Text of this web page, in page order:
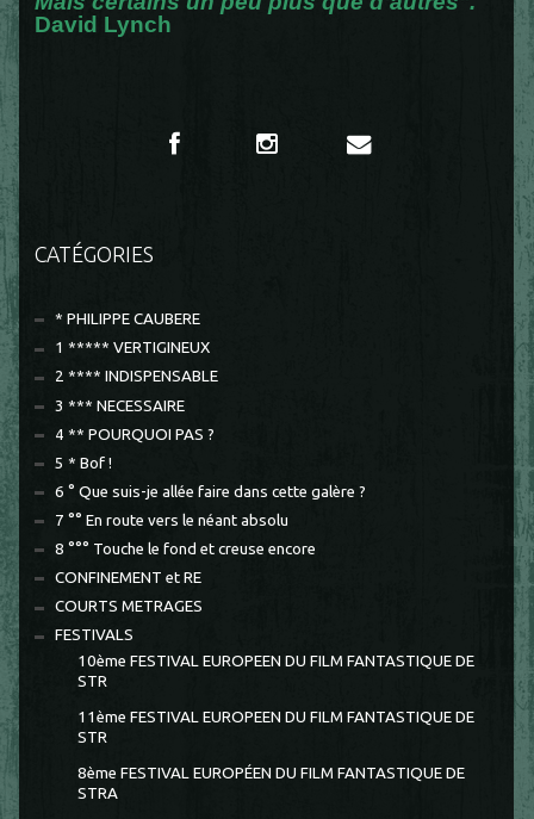
David Lynch
CATÉGORIES
* PHILIPPE CAUBERE
1 ***** VERTIGINEUX
2 **** INDISPENSABLE
3 *** NECESSAIRE
4 ** POURQUOI PAS ?
5 * Bof !
6 ° Que suis-je allée faire dans cette galère ?
7 °° En route vers le néant absolu
8 °°° Touche le fond et creuse encore
CONFINEMENT et RE
COURTS METRAGES
FESTIVALS
10ème FESTIVAL EUROPEEN DU FILM FANTASTIQUE DE
STR
11ème FESTIVAL EUROPEEN DU FILM FANTASTIQUE DE
STR
8ème FESTIVAL EUROPÉEN DU FILM FANTASTIQUE DE
STRA